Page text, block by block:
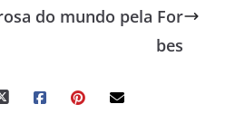
do mundo pela For
bes